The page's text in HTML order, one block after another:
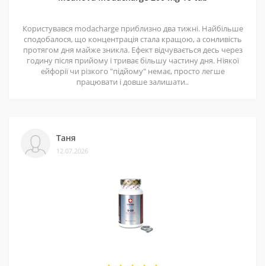
Користувався modacharge приблизно два тижні. Найбільше
сподобалося, що концентрація стала кращою, а сонливість
протягом дня майже зникла. Ефект відчувається десь через
годину після прийому і триває більшу частину дня. Ніякої
ейфорії чи різкого "підйому" немає, просто легше
працювати і довше залишати..
Таня
12.07.2026